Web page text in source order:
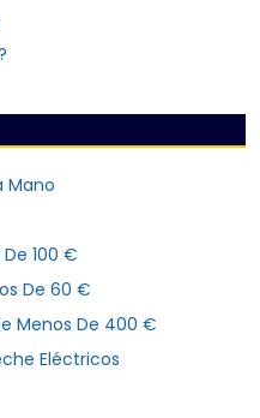
Mano
100 €
De 60 €
Menos De 400 €
Eléctricos